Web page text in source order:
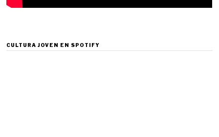
CULTURA JOVEN EN SPOTIFY